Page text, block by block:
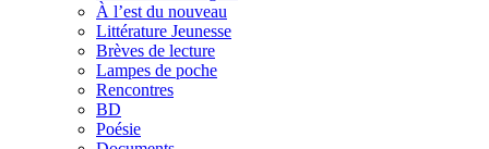
À l’est du nouveau
Littérature Jeunesse
Brèves de lecture
Lampes de poche
Rencontres
BD
Poésie